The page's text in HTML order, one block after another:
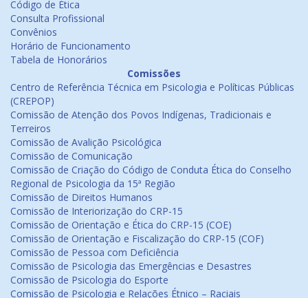
Código de Ética
Consulta Profissional
Convênios
Horário de Funcionamento
Tabela de Honorários
Comissões
Centro de Referência Técnica em Psicologia e Políticas Públicas
(CREPOP)
Comissão de Atenção dos Povos Indígenas, Tradicionais e
Terreiros
Comissão de Avalição Psicológica
Comissão de Comunicação
Comissão de Criação do Código de Conduta Ética do Conselho
Regional de Psicologia da 15ª Região
Comissão de Direitos Humanos
Comissão de Interiorização do CRP-15
Comissão de Orientação e Ética do CRP-15 (COE)
Comissão de Orientação e Fiscalização do CRP-15 (COF)
Comissão de Pessoa com Deficiência
Comissão de Psicologia das Emergências e Desastres
Comissão de Psicologia do Esporte
Comissão de Psicologia e Relações Étnico – Raciais